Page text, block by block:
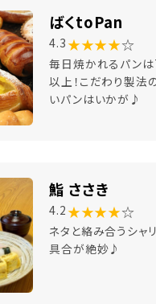
ばくtoPan
4.3 ★★★★☆
毎日焼かれるパン
以上！こだわり製法
いパンはいかが♪
鮨 ささき
4.2 ★★★★☆
ネタと絡み合うシャ
具合が絶妙♪